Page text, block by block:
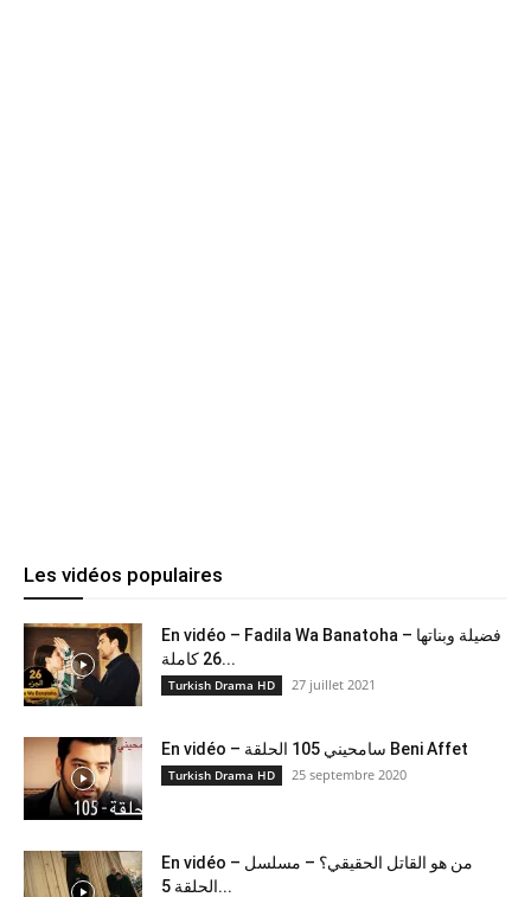
Les vidéos populaires
En vidéo – Fadila Wa Banatoha – فضيلة وبناتها
26 كاملة...
Turkish Drama HD 27 juillet 2021
En vidéo – سامحيني 105 الحلقة Beni Affet
Turkish Drama HD 25 septembre 2020
En vidéo – من هو القاتل الحقيقي؟ – مسلسل
الحلقة 5...